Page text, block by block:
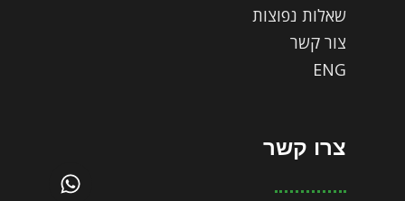
שאלות נפוצות
צור קשר
ENG
צרו קשר